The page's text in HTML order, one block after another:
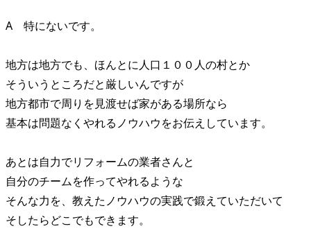
A 特にないです。
地方は地方でも、ほんとに人口１００人の村とか
そういうところだと厳しいんですが
地方都市で周りを見渡せば家がある場所なら
基本は問題なくやれるノウハウをお伝えしています。
あとは自力でリフォームの業者さんと
自分のチームを作ってやれるような
そんな力を、教えたノウハウの実践で鍛えていただいて
そしたらどこでもできます。